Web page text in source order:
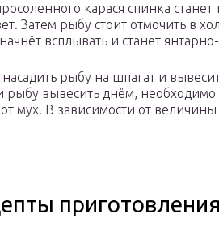
карася спинка станет
Затем рыбу стоит отмочить в
всплывать и станет
рыбу на шпагат и
рыбу вывесить днём, необходимо
мух. В зависимости от